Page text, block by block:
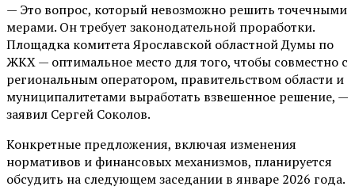
— Это вопрос, который невозможно решить точечными
мерами. Он требует законодательной проработки.
Площадка комитета Ярославской областной Думы по
ЖКХ — оптимальное место для того, чтобы совместно с
региональным оператором, правительством области и
муниципалитетами выработать взвешенное решение, —
заявил Сергей Соколов.
Конкретные предложения, включая изменения
нормативов и финансовых механизмов, планируется
обсудить на следующем заседании в январе 2026 года.